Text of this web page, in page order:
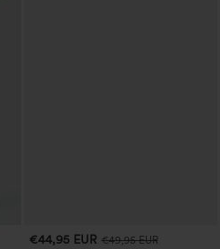
€44,95 EUR €49,95 EUR